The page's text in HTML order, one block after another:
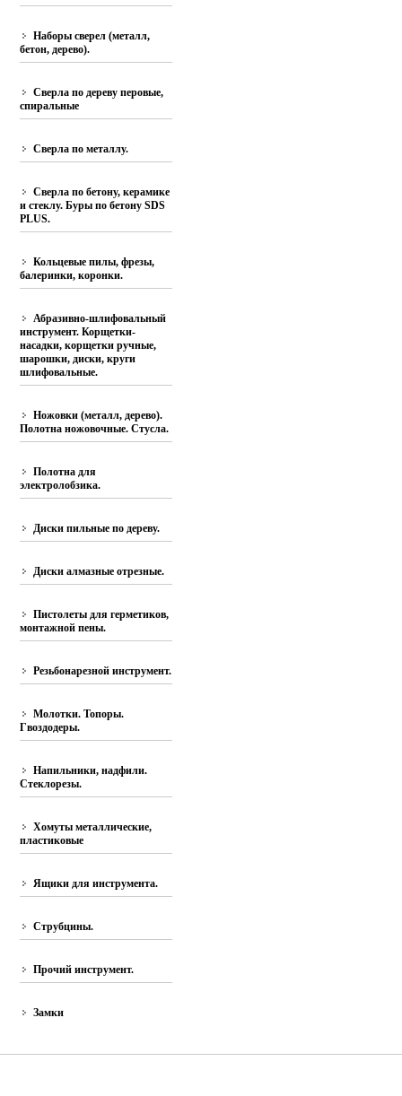
Наборы сверел (металл,
бетон, дерево).
Сверла по дереву перовые,
спиральные
Сверла по металлу.
Сверла по бетону, керамике
и стеклу. Буры по бетону SDS
PLUS.
Кольцевые пилы, фрезы,
балеринки, коронки.
Абразивно-шлифовальный
инструмент. Корщетки-
насадки, корщетки ручные,
шарошки, диски, круги
шлифовальные.
Ножовки (металл, дерево).
Полотна ножовочные. Стусла.
Полотна для
электролобзика.
Диски пильные по дереву.
Диски алмазные отрезные.
Пистолеты для герметиков,
монтажной пены.
Резьбонарезной инструмент.
Молотки. Топоры.
Гвоздодеры.
Напильники, надфили.
Стеклорезы.
Хомуты металлические,
пластиковые
Ящики для инструмента.
Струбцины.
Прочий инструмент.
Замки